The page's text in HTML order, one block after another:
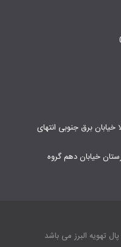
برق جنوبی انتهای
خیابان دهم گروه
تهویه البرز می باشد